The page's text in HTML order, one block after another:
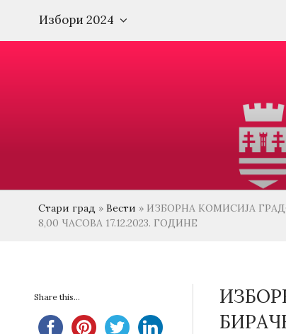
Избори 2024
Стари град » Вести » ИЗБОРНА КОМИСИЈА
8,00 ЧАСОВА 17.12.2023. ГОДИНЕ
Share this...